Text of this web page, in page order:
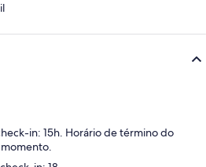
in: 15h. Horário de término do